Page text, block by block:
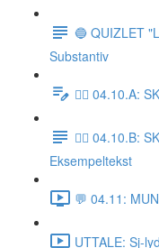
🔵 QUIZLET
Substantiv
✍🏼 04.10.A:
✍🏼 04.10.B:
Eksempeltekst
💬 04.11:
UTTALE: Sj-